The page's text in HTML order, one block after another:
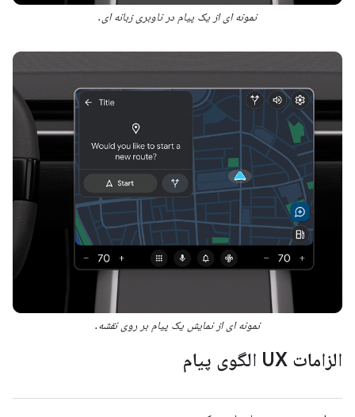
نمونه ای از یک پیام در ناوبری زبانه ای.
نمونه ای از نمایش یک پیام بر روی نقشه.
الزامات UX الگوی پیام